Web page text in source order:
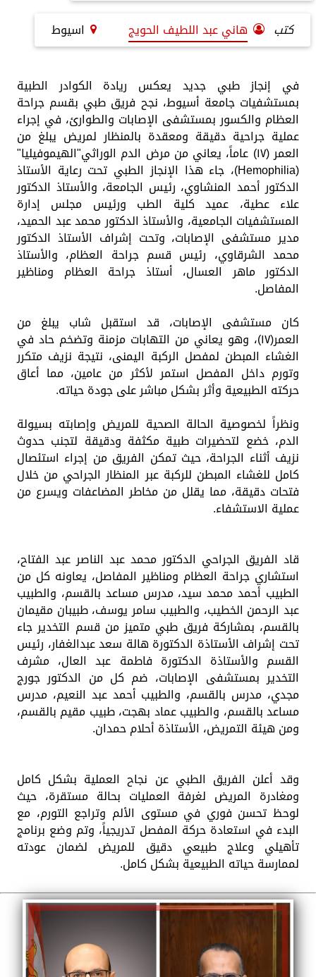
كتب هاني عبد اللطيف الحويج اسيوط
في إنجاز طبي جديد يعكس ريادة الكوادر الطبية
بمستشفيات جامعة أسيوط، نجح فريق طبي بقسم جراحة
العظام والكسور بمستشفى الإصابات والطوارئ، في إجراء
عملية جراحية دقيقة ومعقدة بالمنظار لمريض يبلغ من
العمر (١٧) عاماً، يعاني من مرض الدم الوراثي"الهيموفيليا"
(Hemophilia)، جاء هذا الإنجاز الطبي تحت رعاية الأستاذ
الدكتور أحمد المنشاوي، رئيس الجامعة، والأستاذ الدكتور
علاء عطية، عميد كلية الطب ورئيس مجلس إدارة
المستشفيات الجامعية، والأستاذ الدكتور محمد عبد الحميد،
مدير مستشفى الإصابات، وتحت إشراف الأستاذ الدكتور
محمد الشرقاوي، رئيس قسم جراحة العظام، والأستاذ
الدكتور ماهر العسال، أستاذ جراحة العظام ومناظير
المفاصل.
​كان مستشفى الإصابات، قد ​استقبل شاب يبلغ من
العمر(١٧)، وهو يعاني من التهابات مزمنة وتضخم حاد في
الغشاء المبطن لمفصل الركبة اليمنى، نتيجة نزيف متكرر
وتورم داخل المفصل استمر لأكثر من عامين، مما أعاق
حركته الطبيعية وأثر بشكل مباشر على جودة حياته.
​ونظراً لخصوصية الحالة الصحية للمريض وإصابته بسيولة
الدم، خضع لتحضيرات طبية مكثفة ودقيقة لتجنب حدوث
نزيف أثناء الجراحة، حيث تمكن الفريق من إجراء استئصال
كامل للغشاء المبطن للركبة عبر المنظار الجراحي من خلال
فتحات دقيقة، مما يقلل من مخاطر المضاعفات ويسرع من
عملية الاستشفاء.
​قاد الفريق الجراحي الدكتور محمد عبد الناصر عبد الفتاح،
استشاري جراحة العظام ومناظير المفاصل، يعاونه كل من
الطبيب أحمد محمد سيد، مدرس مساعد بالقسم، والطبيب
عبد الرحمن الخطيب، والطبيب سامر يوسف، طبيبان مقيمان
بالقسم، ​بمشاركة فريق طبي متميز من قسم التخدير جاء
تحت إشراف الأستاذة الدكتورة هالة سعد عبدالغفار، رئيس
القسم والأستاذة الدكتورة فاطمة عبد العال، مشرف
التخدير بمستشفى الإصابات، ضم كل من الدكتور جورج
مجدي، مدرس بالقسم، والطبيب أحمد عبد النعيم، مدرس
مساعد بالقسم، والطبيب عماد بهجت، طبيب مقيم بالقسم،
ومن هيئة التمريض، الأستاذة أحلام حمدان.
وقد ​أعلن الفريق الطبي عن نجاح العملية بشكل كامل
ومغادرة المريض لغرفة العمليات بحالة مستقرة، حيث
لوحظ تحسن فوري في مستوى الألم وتراجع التورم، مع
البدء في استعادة حركة المفصل تدريجياً، وتم وضع برنامج
تأهيلي وعلاج طبيعي دقيق للمريض لضمان عودته
لممارسة حياته الطبيعية بشكل كامل.